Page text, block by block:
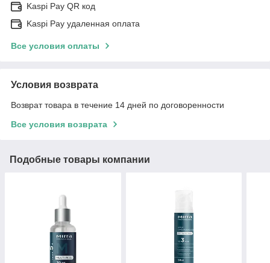
Kaspi Pay QR код
Kaspi Pay удаленная оплата
Все условия оплаты
Условия возврата
Возврат товара в течение 14 дней по договоренности
Все условия возврата
Подобные товары компании